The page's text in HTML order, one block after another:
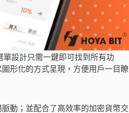
設計只需一鍵即可找到所有功
形化的方式呈現，方便用戶一目瞭
動；並配合了高效率的加密貨幣交